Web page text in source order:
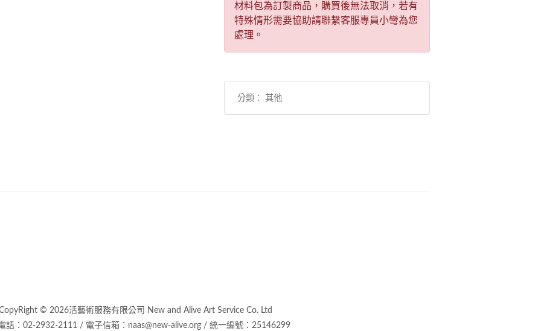
材料包為訂製商品，購買後無法取消，若有
特殊情形需要協助請聯繫客服專員小彎為您
處理。
分類： 其他
© 2026活藝術服務有限公司 New and Alive Art Service Co. Ltd
話：02-2932-2111 / 電子信箱：naas@new-alive.org / 統一編號：25146299